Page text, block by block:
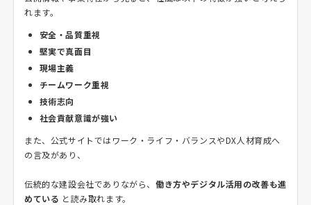
れます。
安全・品質重視
堅実で真面目
現場主義
チームワーク重視
技術志向
社会貢献意識が強い
また、公式サイトではワーク・ライフ・バランスやDX人材育成へ
の言及があり、
伝統的な建設会社でありながら、 働き方やデジタル活用の改善も進
めている と読み取れます。